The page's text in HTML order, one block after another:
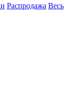
Распродажа Весь